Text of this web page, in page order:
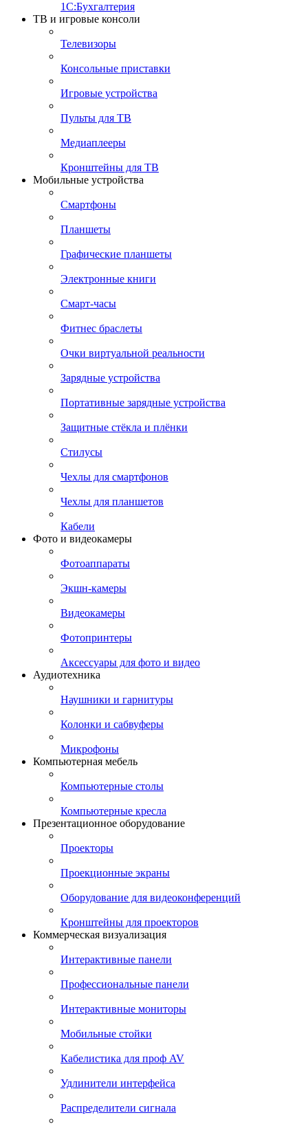
1С:Бухгалтерия
ТВ и игровые консоли
Телевизоры
Консольные приставки
Игровые устройства
Пульты для ТВ
Медиаплееры
Кронштейны для ТВ
Мобильные устройства
Смартфоны
Планшеты
Графические планшеты
Электронные книги
Смарт-часы
Фитнес браслеты
Очки виртуальной реальности
Зарядные устройства
Портативные зарядные устройства
Защитные стёкла и плёнки
Стилусы
Чехлы для смартфонов
Чехлы для планшетов
Кабели
Фото и видеокамеры
Фотоаппараты
Экшн-камеры
Видеокамеры
Фотопринтеры
Аксессуары для фото и видео
Аудиотехника
Наушники и гарнитуры
Колонки и сабвуферы
Микрофоны
Компьютерная мебель
Компьютерные столы
Компьютерные кресла
Презентационное оборудование
Проекторы
Проекционные экраны
Оборудование для видеоконференций
Кронштейны для проекторов
Коммерческая визуализация
Интерактивные панели
Профессиональные панели
Интерактивные мониторы
Мобильные стойки
Кабелистика для проф AV
Удлинители интерфейса
Распределители сигнала